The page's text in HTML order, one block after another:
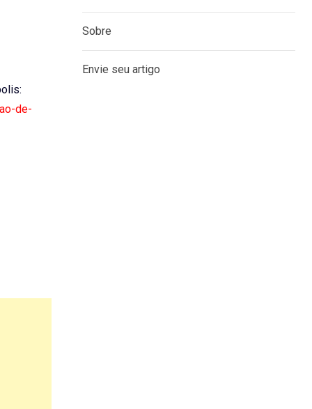
de-
Sobre
Envie seu artigo